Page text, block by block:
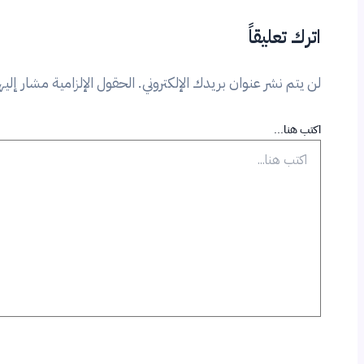
اترك تعليقاً
لن يتم نشر عنوان بريدك الإلكتروني. الحقول الإلزامية مشار
اكتب هنا...